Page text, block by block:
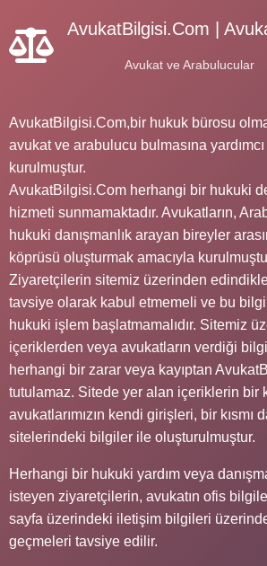
AvukatBilgisi.Com |
Avukat ve Arabulucular
AvukatBilgisi.Com,bir hukuk bürosu
avukat ve arabulucu bulmasına
kurulmuştur.
AvukatBilgisi.Com herhangi bir hukuki
hizmeti sunmamaktadır. Avukatların,
hukuki danışmanlık arayan bireyler
köprüsü oluşturmak amacıyla
Ziyaretçilerin sitemiz üzerinden
tavsiye olarak kabul etmemeli ve bu
hukuki işlem başlatmamalıdır. Sitemiz
içeriklerden veya avukatların verdiği
herhangi bir zarar veya kayıptan
tutulamaz. Sitede yer alan içeriklerin bir
avukatlarımızın kendi girişleri, bir kısmı
sitelerindeki bilgiler ile oluşturulmuştur.
Herhangi bir hukuki yardım veya
isteyen ziyaretçilerin, avukatın ofis
sayfa üzerindeki iletişim bilgileri
geçmeleri tavsiye edilir.